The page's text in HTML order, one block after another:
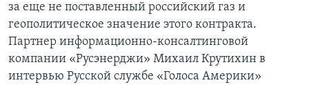
за еще не поставленный российский газ и
геополитическое значение этого контракта.
Партнер информационно-консалтинговой
компании «Русэнерджи» Михаил Крутихин в
интервью Русской службе «Голоса Америки»